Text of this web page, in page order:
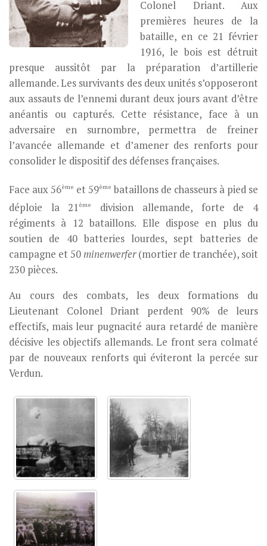
Colonel Driant. Aux
premières heures de la
bataille, en ce 21 février
1916, le bois est détruit
presque aussitôt par la préparation d’artillerie
allemande. Les survivants des deux unités s’opposeront
aux assauts de l’ennemi durant deux jours avant d’être
anéantis ou capturés. Cette résistance, face à un
adversaire en surnombre, permettra de freiner
l’avancée allemande et d’amener des renforts pour
consolider le dispositif des défenses françaises.
Face aux 56ème et 59ème bataillons de chasseurs à pied se
déploie la 21 ème
division allemande, forte de 4
régiments à 12 bataillons. Elle dispose en plus du
soutien de 40 batteries lourdes, sept batteries de
campagne et 50minenwerfer(mortier de tranchée), soit
230 pièces.
Au cours des combats, les deux formations du
Lieutenant Colonel Driant perdent 90% de leurs
effectifs, mais leur pugnacité aura retardé de manière
décisive les objectifs allemands. Le front sera colmaté
par de nouveaux renforts qui éviteront la percée sur
Verdun.